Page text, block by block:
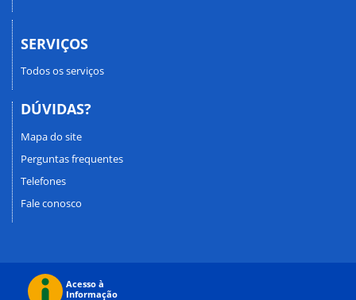
SERVIÇOS
Todos os serviços
DÚVIDAS?
Mapa do site
Perguntas frequentes
Telefones
Fale conosco